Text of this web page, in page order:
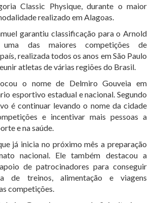
Classic Physique, durante o maior
realizado em Alagoas.
garantiu classificação para o Arnold
uma das maiores competições de
realizada todos os anos em São Paulo
atletas de várias regiões do Brasil.
o nome de Delmiro Gouveia em
esportivo estadual e nacional. Segundo
é continuar levando o nome da cidade
e incentivar mais pessoas a
e na saúde.
já inicia no próximo mês a preparação
nacional. Ele também destacou a
de patrocinadores para conseguir
de treinos, alimentação e viagens
competições.